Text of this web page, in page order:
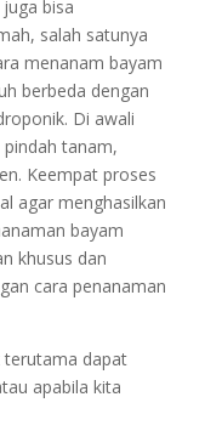
bisa
salah satunya
menanam bayam
berbeda dengan
Di awali
tanam,
Keempat proses
agar menghasilkan
bayam
khusus dan
cara penanaman
terutama dapat
apabila kita